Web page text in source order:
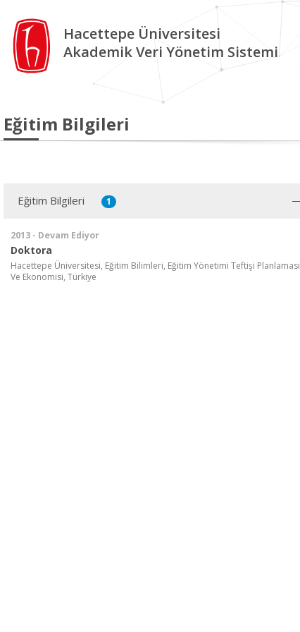
Hacettepe Üniversitesi
Akademik Veri Yönetim Sistemi
Eğitim Bilgileri
Eğitim Bilgileri 1
2013 - Devam Ediyor
Doktora
Hacettepe Üniversitesi, Eğitim Bilimleri, Eğitim Yönetimi Teftişi Planlaması
Ve Ekonomisi, Türkiye